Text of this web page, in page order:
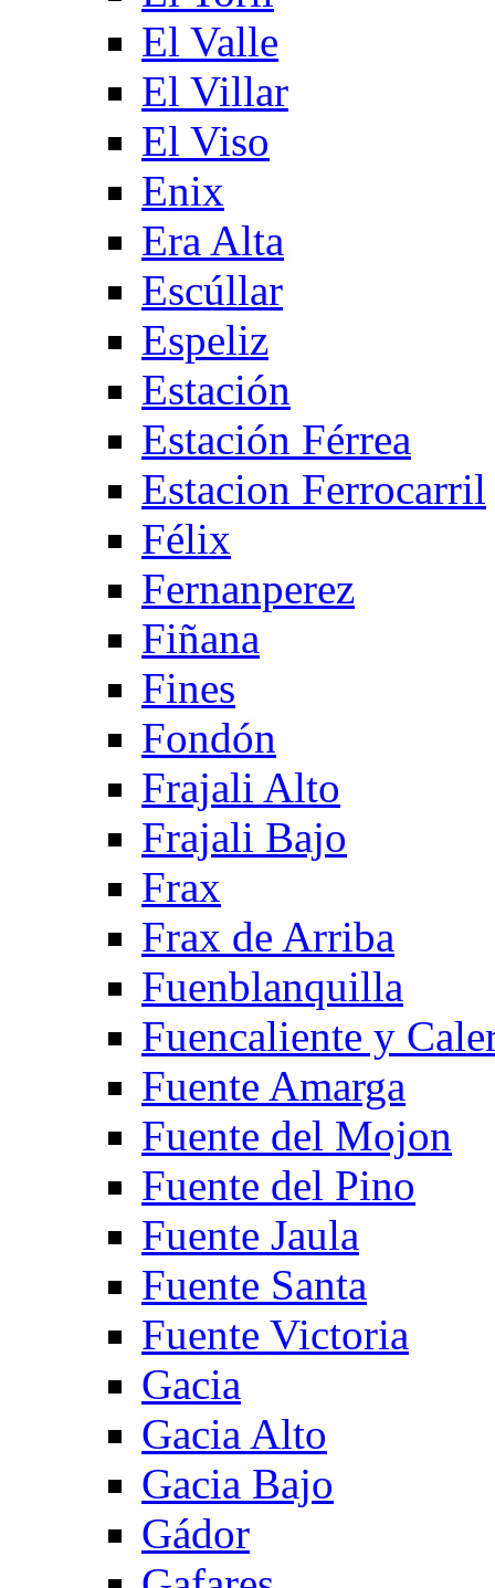
El Valle
El Villar
El Viso
Enix
Era Alta
Escúllar
Espeliz
Estación
Estación Férrea
Estacion Ferrocarril
Félix
Fernanperez
Fiñana
Fines
Fondón
Frajali Alto
Frajali Bajo
Frax
Frax de Arriba
Fuenblanquilla
Fuencaliente y
Fuente Amarga
Fuente del Mojon
Fuente del Pino
Fuente Jaula
Fuente Santa
Fuente Victoria
Gacia
Gacia Alto
Gacia Bajo
Gádor